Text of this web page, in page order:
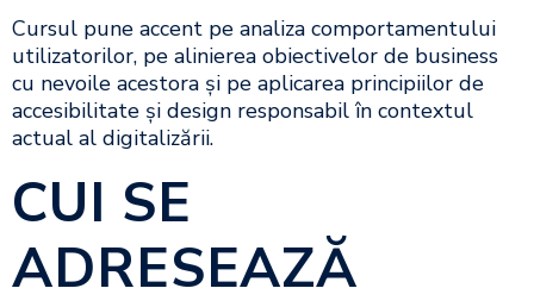
Cursul pune accent pe analiza comportamentului
utilizatorilor, pe alinierea obiectivelor de business
cu nevoile acestora și pe aplicarea principiilor de
accesibilitate și design responsabil în contextul
actual al digitalizării.
CUI SE
ADRESEAZĂ